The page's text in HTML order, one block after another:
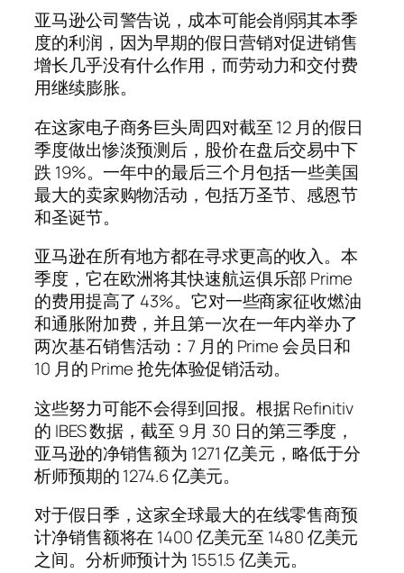
亚马逊公司警告说，成本可能会削弱其本季
度的利润，因为早期的假日营销对促进销售
增长几乎没有什么作用，而劳动力和交付费
用继续膨胀。
在这家电子商务巨头周四对截至 12 月的假日
季度做出惨淡预测后，股价在盘后交易中下
跌 19%。一年中的最后三个月包括一些美国
最大的卖家购物活动，包括万圣节、感恩节
和圣诞节。
亚马逊在所有地方都在寻求更高的收入。本
季度，它在欧洲将其快速航运俱乐部 Prime
的费用提高了 43%。它对一些商家征收燃油
和通胀附加费，并且第一次在一年内举办了
两次基石销售活动：7 月的 Prime 会员日和
10 月的 Prime 抢先体验促销活动。
这些努力可能不会得到回报。根据 Refinitiv
的 IBES 数据，截至 9 月 30 日的第三季度，
亚马逊的净销售额为 1271 亿美元，略低于分
析师预期的 1274.6 亿美元。
对于假日季，这家全球最大的在线零售商预
计净销售额将在 1400 亿美元至 1480 亿美元
之间。分析师预计为 1551.5 亿美元。